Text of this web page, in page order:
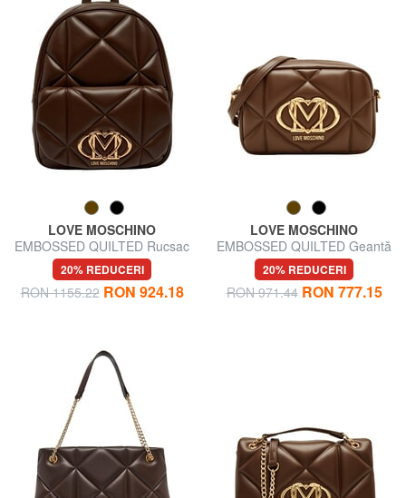
LOVE MOSCHINO
EMBOSSED QUILTED Rucsac
matlasat
20% REDUCERI
RON 1155.22 RON 924.18
LOVE MOSCHINO
EMBOSSED QUILTED Geantă
de umăr mini matlasată
20% REDUCERI
RON 971.44 RON 777.15